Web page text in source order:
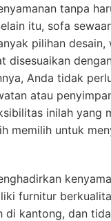
tanpa
itu, sofa
pilihan desain,
disesuaikan
Anda tidak
atau
inilah yang
memilih untuk
furnitur
di kantong, dan